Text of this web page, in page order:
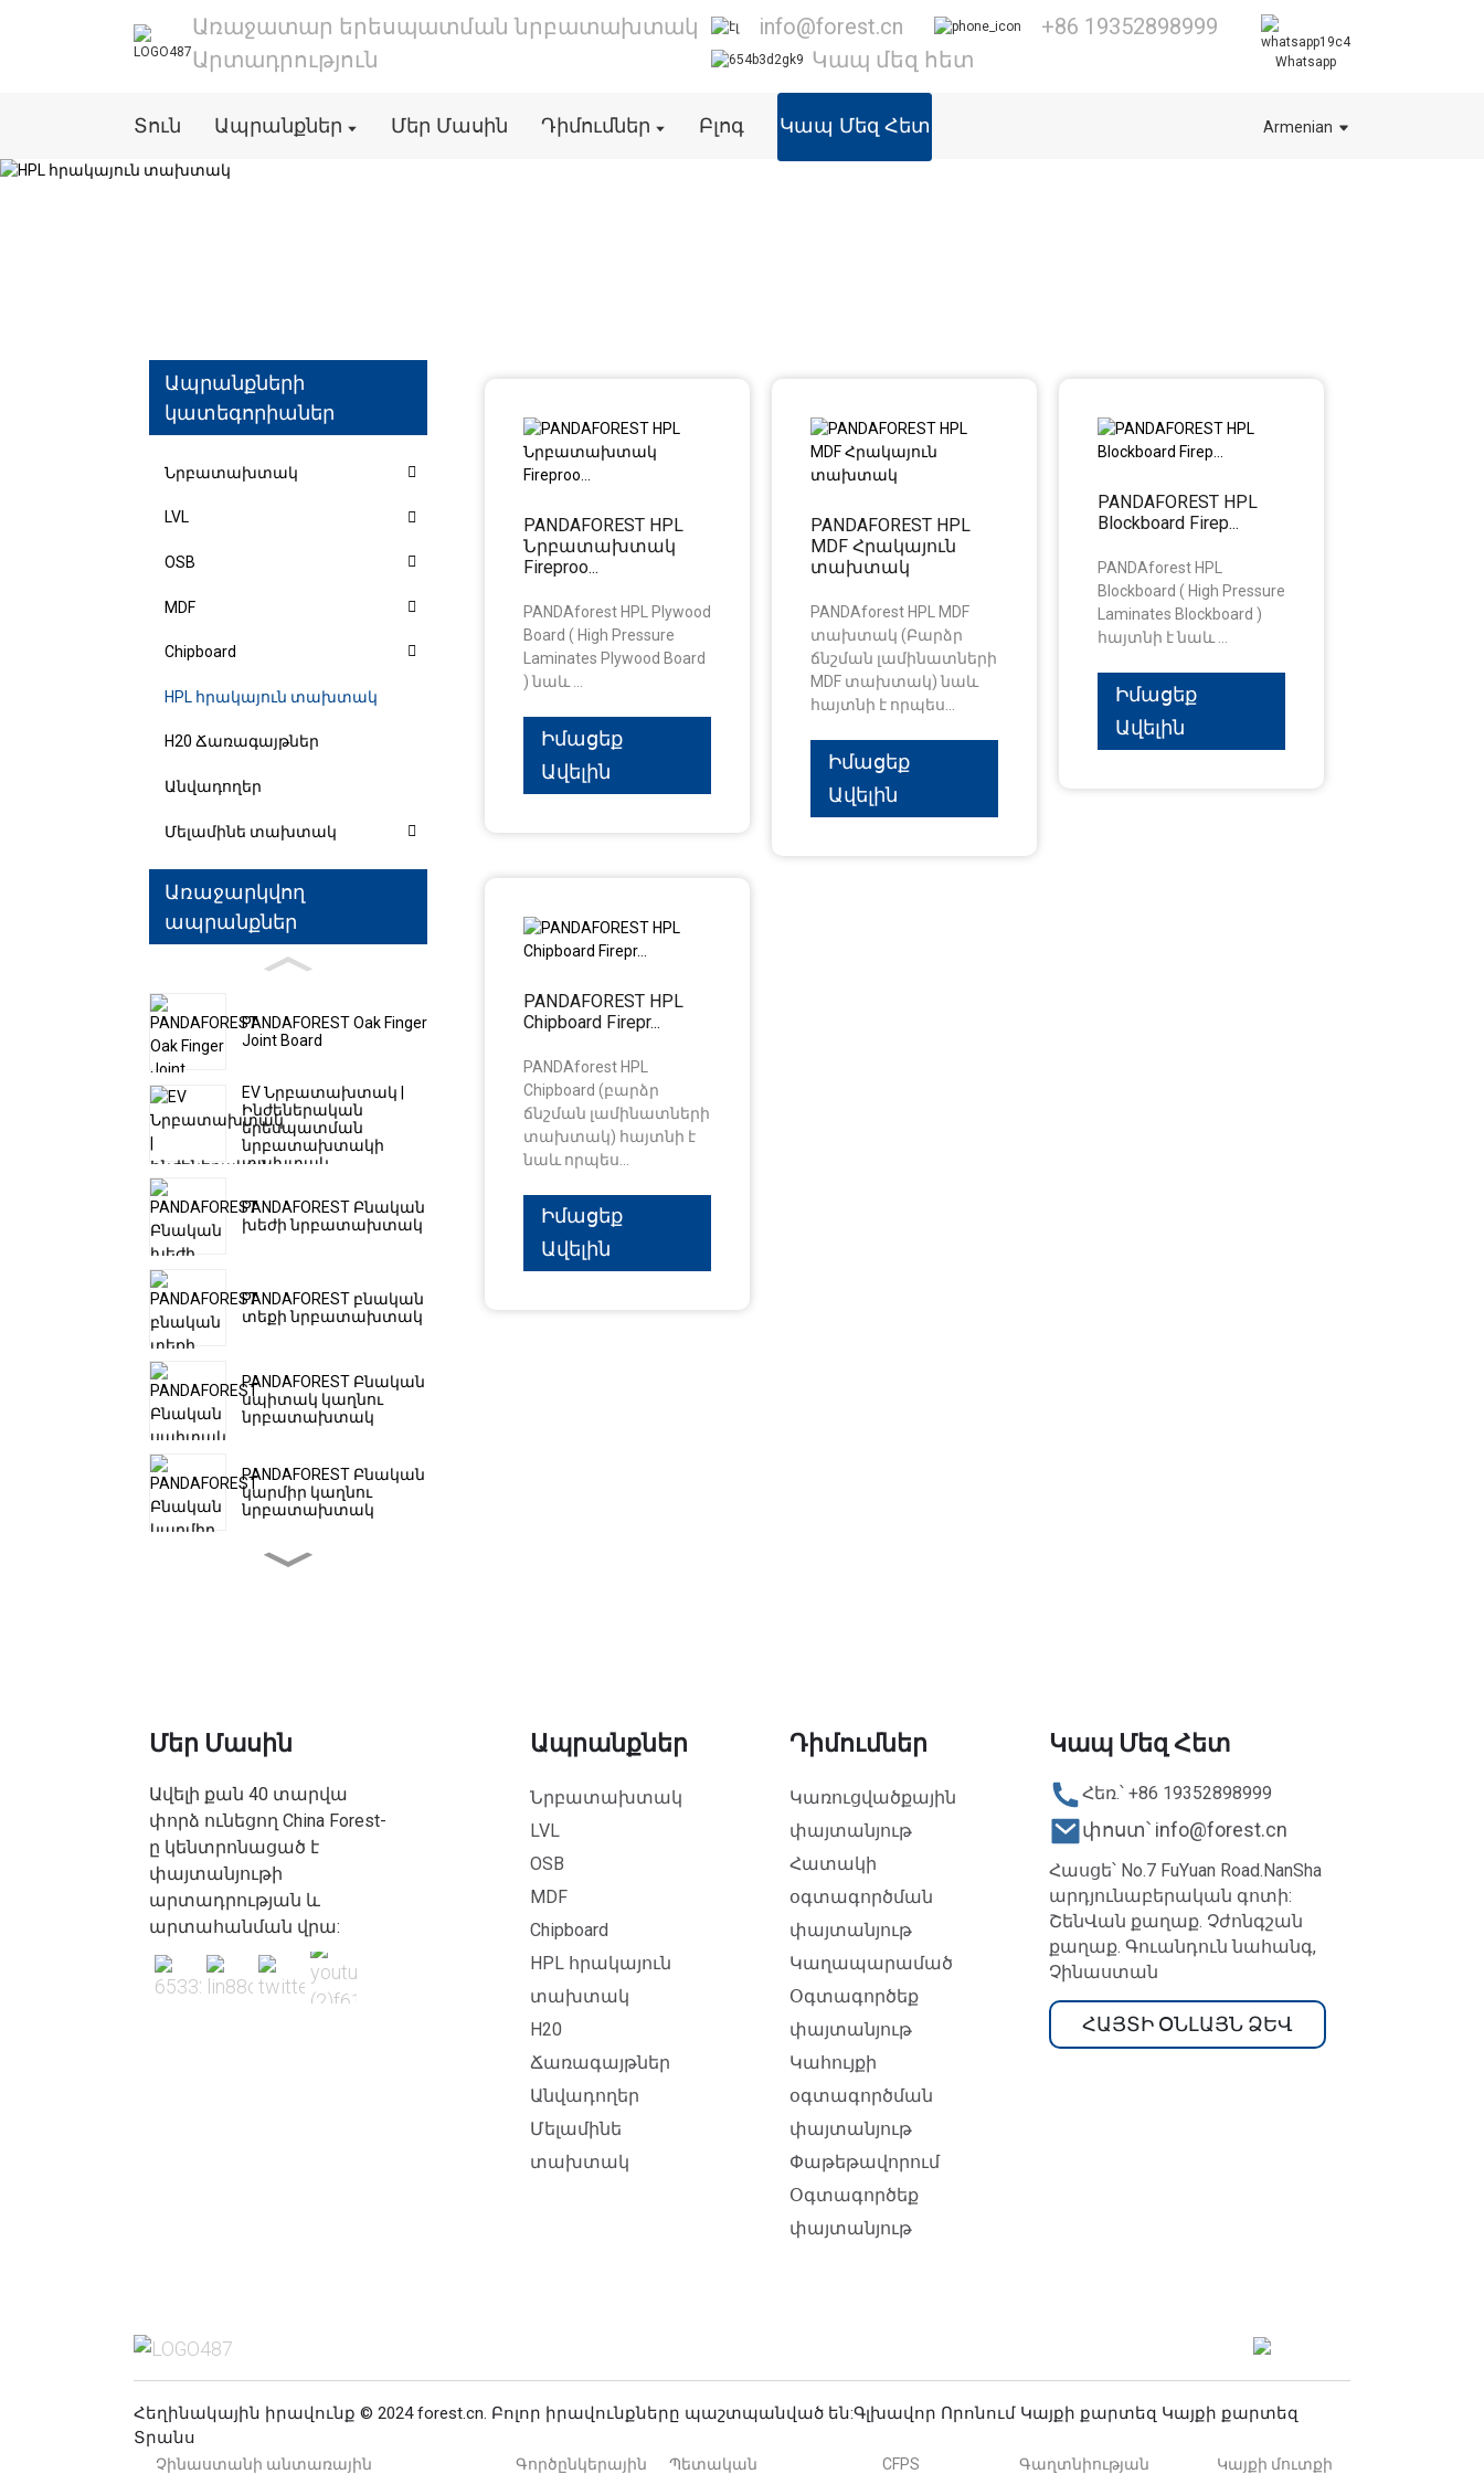
Առաջատար երեսպատման նրբատախտակ
Արտադրություն
info@forest.cn
+86 19352898999
Կապ մեզ հետ
Whatsapp
Տուն Ապրանքներ Մեր Մասին Դիմումներ Բլոգ Կապ Մեզ Հետ Armenian
Ապրանքների
կատեգորիաներ
Նրբատախտակ
LVL
OSB
MDF
Chipboard
HPL հրակայուն տախտակ
H20 Ճառագայթներ
Անվադողեր
Մելամինե տախտակ
Առաջարկվող
ապրանքներ
PANDAFOREST Oak Finger
Joint Board
EV Նրբատախտակ |
Ինժեներական
երեսպատման
նրբատախտակի
տախտակ
PANDAFOREST Բնական
խեժի նրբատախտակ
PANDAFOREST բնական
տեքի նրբատախտակ
PANDAFOREST Բնական
սպիտակ կաղնու
նրբատախտակ
PANDAFOREST Բնական
կարմիր կաղնու
նրբատախտակ
PANDAFOREST բնական
PANDAFOREST Film Faced
Սապելե
նրբատախտակ |
Sapele նրբատախտակ
Ply Wood Board
PANDAFOREST HPL
Նրբատախտակ
Fireproo...
PANDAforest HPL Plywood
Board ( High Pressure
Laminates Plywood Board
) նաև ...
Իմացեք
Ավելին
PANDAFOREST HPL
MDF Հրակայուն
տախտակ
PANDAforest HPL MDF
տախտակ (Բարձր
ճնշման լամինատների
MDF տախտակ) նաև
հայտնի է որպես...
Իմացեք
Ավելին
PANDAFOREST HPL
Blockboard Firep...
PANDAforest HPL
Blockboard ( High Pressure
Laminates Blockboard )
հայտնի է նաև ...
Իմացեք
Ավելին
PANDAFOREST HPL
Chipboard Firepr...
PANDAforest HPL
Chipboard (բարձր
ճնշման լամինատների
տախտակ) հայտնի է
նաև որպես...
Իմացեք
Ավելին
Մեր Մասին
Ավելի քան 40 տարվա
փորձ ունեցող China Forest-
ը կենտրոնացած է
փայտանյութի
արտադրության և
արտահանման վրա:
Ապրանքներ
Նրբատախտակ
LVL
OSB
MDF
Chipboard
HPL հրակայուն
տախտակ
H20
Ճառագայթներ
Անվադողեր
Մելամինե
տախտակ
Դիմումներ
Կառուցվածքային
փայտանյութ
Հատակի
օգտագործման
փայտանյութ
Կաղապարամած
Օգտագործեք
փայտանյութ
Կահույքի
օգտագործման
փայտանյութ
Փաթեթավորում
Օգտագործեք
փայտանյութ
Կապ Մեզ Հետ
Հեռ.՝ +86 19352898999
փոստ՝ info@forest.cn
Հասցե՝ No.7 FuYuan Road.NanSha
արդյունաբերական գոտի:
ՇենՎան քաղաք. Չժոնգշան
քաղաք. Գուանդուն նահանգ,
Չինաստան
ՀԱՅՏԻ ՕՆԼԱՅՆ ՁԵՎ
Հեղինակային իրավունք © 2024 forest.cn. Բոլոր իրավունքները պաշտպանված են:Գլխավոր Որոնում Կայքի քարտեզ Կայքի քարտեզ
Տրանս
Չինաստանի անտառային Գործընկերային Պետական ​​ CFPS Գաղտնիության Կայքի մուտքի